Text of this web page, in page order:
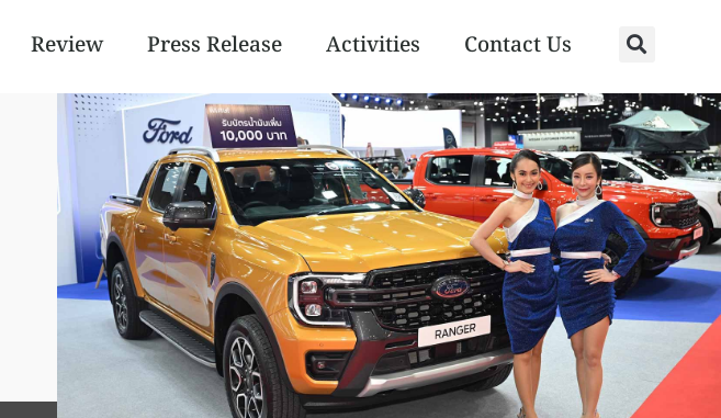
Review Press Release Activities Contact Us